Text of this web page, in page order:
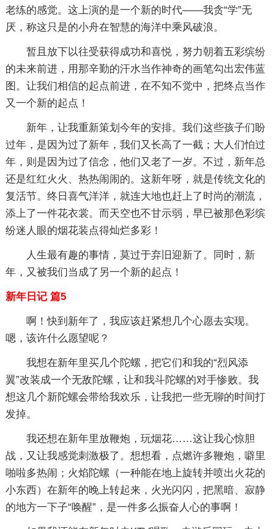
老练的感觉。这上演的是一个新的时代——我贪“学”无
厌，称这只是的小舟在智慧的海洋中乘风破浪。
暂且放下以往受获得成功和喜悦，努力朝着五彩缤纷
的未来前进，用那辛勤的汗水当作神奇的画笔勾出宏伟蓝
图。让我们相信的起点前进，在不知不觉中，把终点当作
又一个新的起点！
新年，让我重新策划今年的安排。我们这些孩子们盼
过年，是因为过了新年，我们又长高了一截；大人们怕过
年，则是因为过了信念，他们又老了一岁。不过，新年总
还是红红火火、热热闹闹的。这新年呀，就是传统文化的
复活节。终日喜气洋洋，就连大地也赶上了时尚的潮流，
添上了一件花衣裳。而天空也不甘示弱，早已被那色彩缤
纷迷人眼的烟花装点得灿烂多彩！
人生最有趣的事情，莫过于弃旧迎新了。同时，新
年，又被我们当成了另一个新的起点！
新年日记 篇5
啊！快到新年了，我应该赶紧想几个心愿去实现。
嗯，该许什么愿望呢？
我想在新年里买几个陀螺，把它们和我的“烈风添
翼”改装成一个无敌陀螺，让和我斗陀螺的对手惨败。我
想这几个新陀螺会带给我欢乐，让我把一些无聊的时间打
发掉。
我还想在新年里放鞭炮，玩烟花……这让我心惊胆
战，又让我感觉刺激极了。想想看，点燃许多鞭炮，噼里
啪啦多热闹；火焰陀螺（一种能在地上旋转并喷出火花的
小东西）在新年的晚上转起来，火光闪闪，把黑暗、寂静
的地方一下子“唤醒”，是一件多么振奋人心的事啊！